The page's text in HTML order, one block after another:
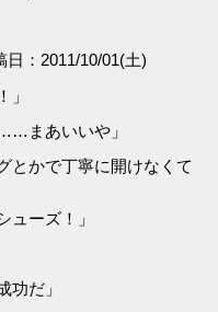
日：2011/10/01(土)
」
まあいいや」
とかで丁寧に開けなくて
ューズ！」
功だ」